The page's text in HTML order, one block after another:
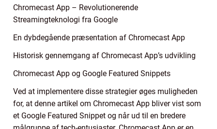
Chromecast App – Revolutionerende
Streamingteknologi fra Google
En dybdegående præsentation af Chromecast App
Historisk gennemgang af Chromecast App’s udvikling
Chromecast App og Google Featured Snippets
Ved at implementere disse strategier øges muligheden
for, at denne artikel om Chromecast App bliver vist som
et Google Featured Snippet og når ud til en bredere